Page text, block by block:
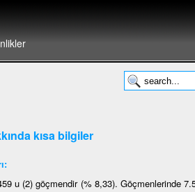
kısa bilgiler
u (2) göçmendir (% 8,33). Göçmenlerinde